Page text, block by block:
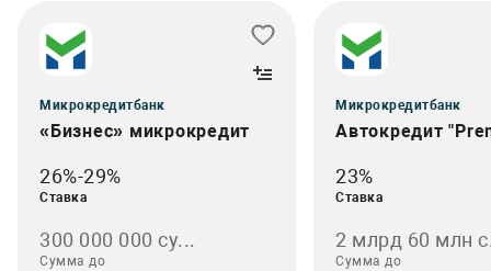
Микрокредитбанк
«Бизнес» микрокредит
26%-29%
Ставка
300 000 000 cу...
Сумма до
Микрокредитбанк
Автокредит
23%
Ставка
2 млрд 60 млн
Сумма до